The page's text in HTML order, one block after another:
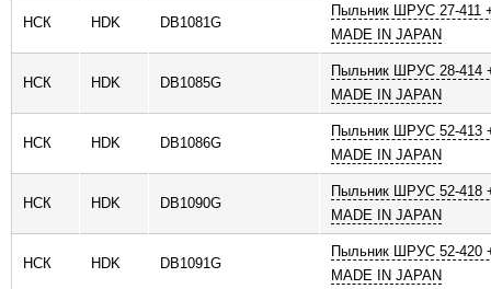
НСК HDK DB1081G
Пыльник ШРУС 27-411
MADE IN JAPAN
НСК HDK DB1085G
Пыльник ШРУС 28-414
MADE IN JAPAN
НСК HDK DB1086G
Пыльник ШРУС 52-413
MADE IN JAPAN
НСК HDK DB1090G
Пыльник ШРУС 52-418
MADE IN JAPAN
НСК HDK DB1091G
Пыльник ШРУС 52-420
MADE IN JAPAN